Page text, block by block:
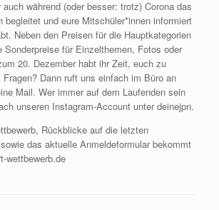
während (oder besser: trotz) Corona das
begleitet und eure Mitschüler*innen informiert
Neben den Preisen für die Hauptkategorien
Sonderpreise für Einzelthemen, Fotos oder
20. Dezember habt ihr Zeit, euch zu
Fragen? Dann ruft uns einfach im Büro an
Mail. Wer immer auf dem Laufenden sein
unseren Instagram-Account unter deinejpn.
Rückblicke auf die letzten
das aktuelle Anmeldeformular bekommt
wettbewerb.de